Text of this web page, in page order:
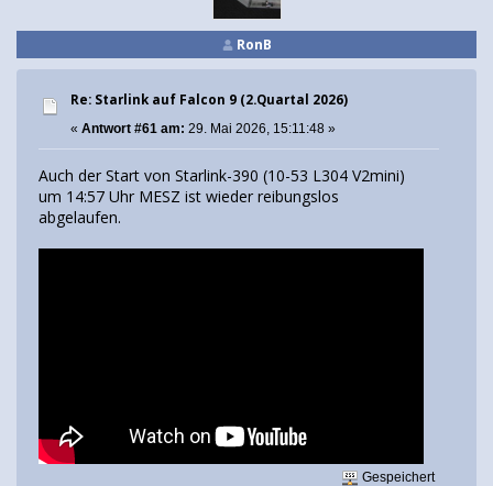
RonB
Re: Starlink auf Falcon 9 (2.Quartal 2026)
« Antwort #61 am: 29. Mai 2026, 15:11:48 »
Auch der Start von Starlink-390 (10-53 L304 V2mini)
um 14:57 Uhr MESZ ist wieder reibungslos
abgelaufen.
Gespeichert